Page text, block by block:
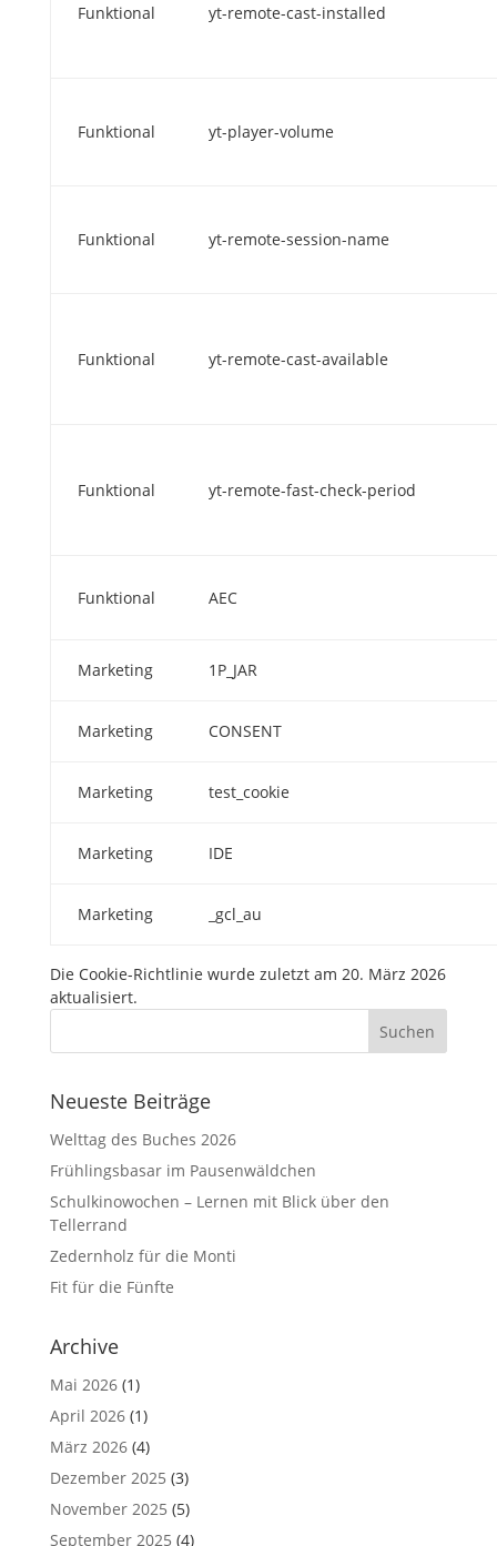
Funktional yt-remote-cast-installed
Funktional yt-player-volume
Funktional yt-remote-session-name
Funktional yt-remote-cast-available
Funktional yt-remote-fast-check-period
Funktional AEC
Marketing 1P_JAR
Marketing CONSENT
Marketing test_cookie
Marketing IDE
Marketing _gcl_au
Die Cookie-Richtlinie wurde zuletzt am 20. März 2026
aktualisiert.
Neueste Beiträge
Welttag des Buches 2026
Frühlingsbasar im Pausenwäldchen
Schulkinowochen – Lernen mit Blick über den
Tellerrand
Zedernholz für die Monti
Fit für die Fünfte
Archive
Mai 2026(1)
April 2026(1)
März 2026(4)
Dezember 2025 (3)
November 2025 (5)
September 2025 (4)